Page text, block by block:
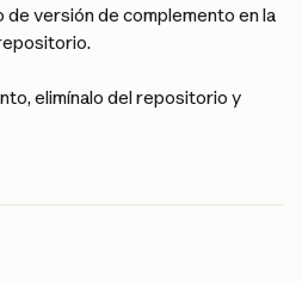
versión de complemento en la
elimínalo del repositorio y